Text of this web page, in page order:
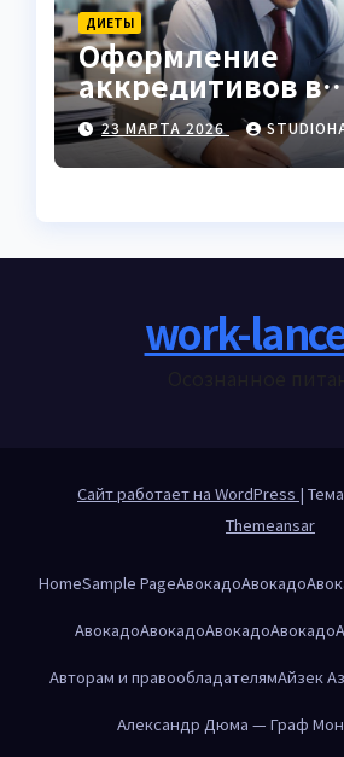
ДИЕТЫ
Оформление
аккредитивов в
международной
торговле
23 МАРТА 2026
work-
Сайт работает на WordPress |
Themeansar
HomeSample PageАвокадоАвокадо
АвокадоАвокадоАвокадоАвокадо
Авторам и правообладателямАйзек
Александр Дюма — Граф